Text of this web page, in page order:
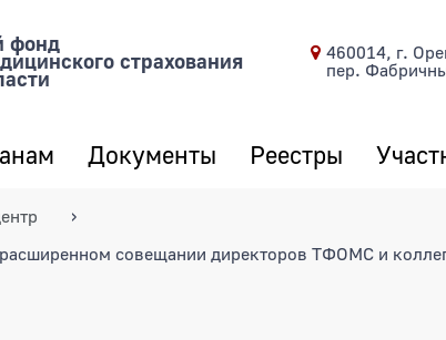
фонд
страхования
460014, г.
пер.
Документы Реестры
совещании директоров ТФОМС и